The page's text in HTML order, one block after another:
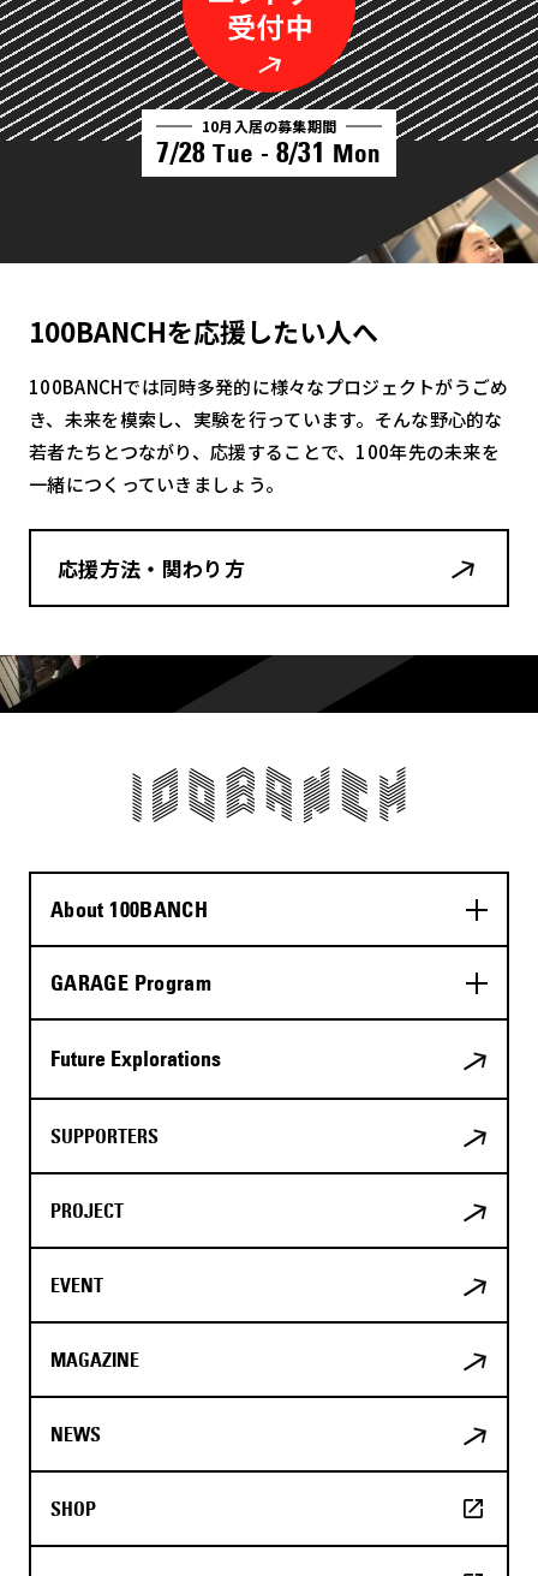
10月入居の募集期間
7/28 Tue - 8/31 Mon
100BANCHを応援したい人へ
100BANCHでは同時多発的に様々なプロジェクトがうごめ
き、未来を模索し、実験を行っています。そんな野心的な
若者たちとつながり、応援することで、100年先の未来を
一緒につくっていきましょう。
応援方法・関わり方
About 100BANCH
GARAGE Program
Future Explorations
SUPPORTERS
PROJECT
EVENT
MAGAZINE
NEWS
SHOP